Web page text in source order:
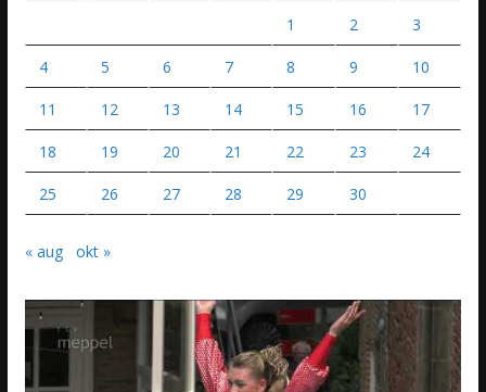
1 2 3
4 5 6 7 8 9 10
11 12 13 14 15 16 17
18 19 20 21 22 23 24
25 26 27 28 29 30
« aug okt »